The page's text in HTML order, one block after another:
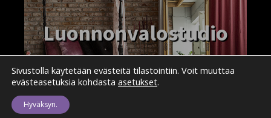
Luonnonvalostudio
Sivustolla käytetään evästeitä tilastointiin. Voit muuttaa
evästeasetuksia kohdasta asetukset.
Hyväksyn.